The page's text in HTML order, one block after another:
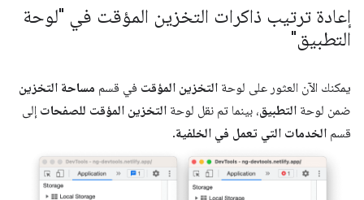
إعادة ترتيب ذاكرات التخزين المؤقت في "لوحة
التطبيق"
يمكنك الآن العثور على لوحة التخزين المؤقت في قسم مساحة التخزين
ضمن لوحة التطبيق، بينما تم نقل لوحة التخزين المؤقت للصفحات إلى
قسم الخدمات التي تعمل في الخلفية.